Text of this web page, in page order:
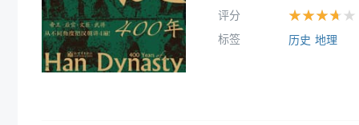
评分 ★★★★★
标签 历史 地理